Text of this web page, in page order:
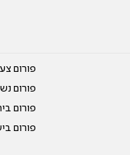
פורום
פורום
פורום
פורום